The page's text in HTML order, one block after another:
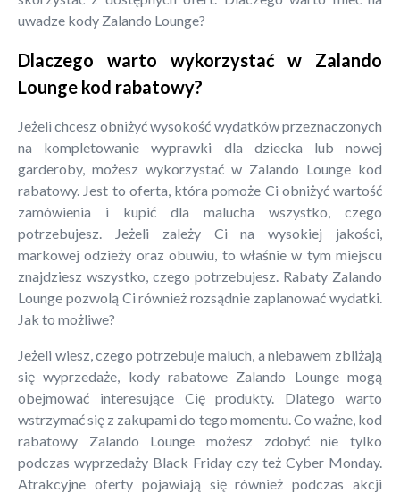
uwadze kody Zalando Lounge?
Dlaczego warto wykorzystać w Zalando
Lounge kod rabatowy?
Jeżeli chcesz obniżyć wysokość wydatków przeznaczonych
na kompletowanie wyprawki dla dziecka lub nowej
garderoby, możesz wykorzystać w Zalando Lounge kod
rabatowy. Jest to oferta, która pomoże Ci obniżyć wartość
zamówienia i kupić dla malucha wszystko, czego
potrzebujesz. Jeżeli zależy Ci na wysokiej jakości,
markowej odzieży oraz obuwiu, to właśnie w tym miejscu
znajdziesz wszystko, czego potrzebujesz. Rabaty Zalando
Lounge pozwolą Ci również rozsądnie zaplanować wydatki.
Jak to możliwe?
Jeżeli wiesz, czego potrzebuje maluch, a niebawem zbliżają
się wyprzedaże, kody rabatowe Zalando Lounge mogą
obejmować interesujące Cię produkty. Dlatego warto
wstrzymać się z zakupami do tego momentu. Co ważne, kod
rabatowy Zalando Lounge możesz zdobyć nie tylko
podczas wyprzedaży Black Friday czy też Cyber Monday.
Atrakcyjne oferty pojawiają się również podczas akcji